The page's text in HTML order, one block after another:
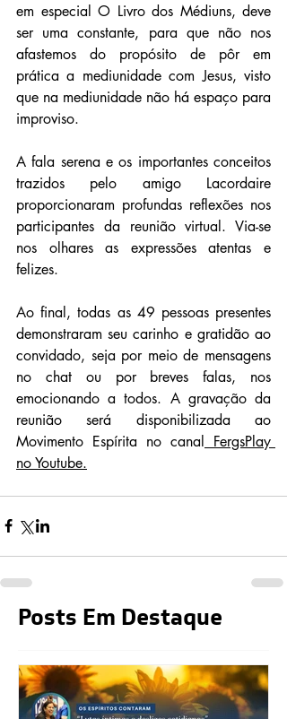
em especial O Livro dos Médiuns, deve
ser uma constante, para que não nos
afastemos do propósito de pôr em
prática a mediunidade com Jesus, visto
que na mediunidade não há espaço para
improviso.
A fala serena e os importantes conceitos
trazidos pelo amigo Lacordaire
proporcionaram profundas reflexões nos
participantes da reunião virtual. Via-se
nos olhares as expressões atentas e
felizes.
Ao final, todas as 49 pessoas presentes
demonstraram seu carinho e gratidão ao
convidado, seja por meio de mensagens
no chat ou por breves falas, nos
emocionando a todos. A gravação da
reunião será disponibilizada ao
Movimento Espírita no canal FergsPlay
no Youtube.
Posts Em Destaque